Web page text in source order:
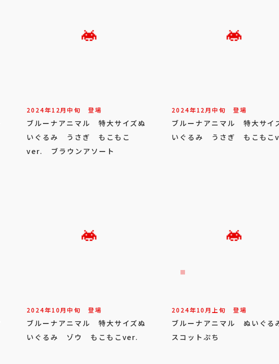
2024年12月中旬 登場
ブルーナアニマル 特大サイズぬ
いぐるみ うさぎ もこもこ
ver. ブラウンアソート
2024年12月中旬 登場
ブルーナアニマル 特大サイ
いぐるみ うさぎ もこもこ
2024年10月中旬 登場
ブルーナアニマル 特大サイズぬ
いぐるみ ゾウ もこもこver.
2024年10月上旬 登場
ブルーナアニマル ぬいぐる
スコットぷち